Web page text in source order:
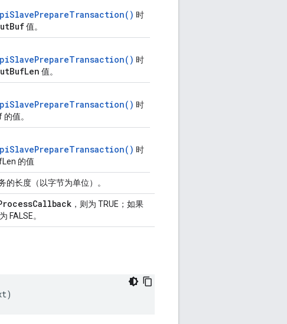
时
值。
时
值。
时
值。
时
的值
的长度（以字节为单位）。
，则为 TRUE；如果
FALSE。
)